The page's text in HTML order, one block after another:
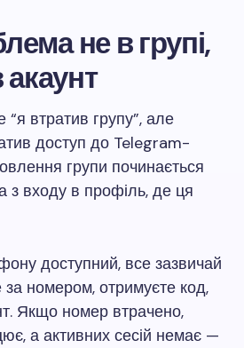
не в групі,
акаунт
втратив групу”, але
доступ до Telegram-
групи починається
з входу в профіль, де ця
доступний, все зазвичай
за номером, отримуєте код,
Якщо номер втрачено,
а активних сесій немає —